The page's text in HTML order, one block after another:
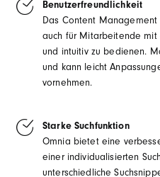
Benutzerfreundlichkeit
Das Content
auch für Mitarbeitende mit
und intuitiv zu bedienen.
und kann leicht
vornehmen.
Starke Suchfunktion
Omnia bietet eine
einer individualisierten
unterschiedliche